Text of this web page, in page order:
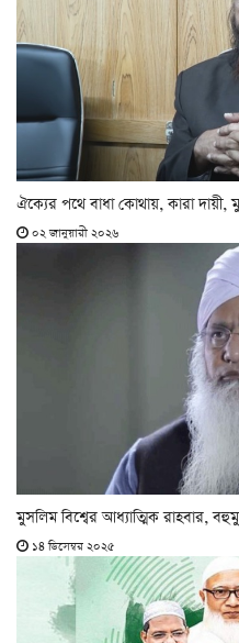
ঐক্যের পথে বাধা কোথায়, কারা
০২ জানুয়ারী ২০২৬
মুসলিম বিশ্বের আধ্যাত্মিক রাহবার,
১৪ ডিসেম্বর ২০২৫